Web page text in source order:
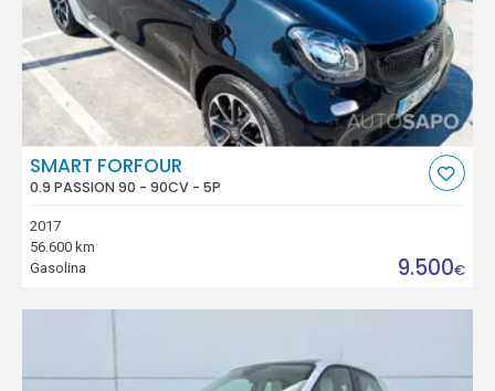
SMART FORFOUR
0.9 PASSION 90 - 90CV - 5P
2017
56.600 km
Gasolina
9.500€